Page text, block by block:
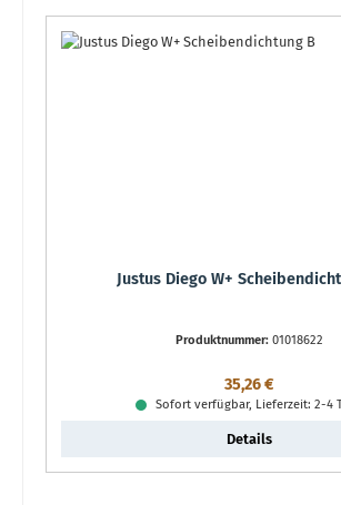
Justus Diego W+
Produktnummer: 01018622
Regulärer Preis:
35,26 €
Sofort verfügbar, Lieferzeit: 2-4
Details